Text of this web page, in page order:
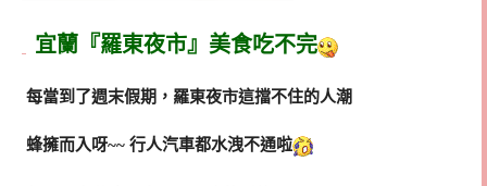
宜蘭『羅東夜市』美食吃不完
每當到了週末假期，羅東夜市這擋不住的人潮
蜂擁而入呀~~ 行人汽車都水洩不通啦